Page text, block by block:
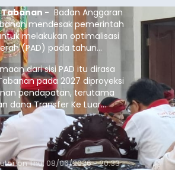
- Badan Anggaran
mendesak pemerintah
melakukan optimalisasi
(PAD) pada tahun
dari sisi PAD itu dirasa
pada 2027 diproyeksi
pendapatan, terutama
dana Transfer Ke Luar
pusat.
onThu, 08/06/2026 - 20:33